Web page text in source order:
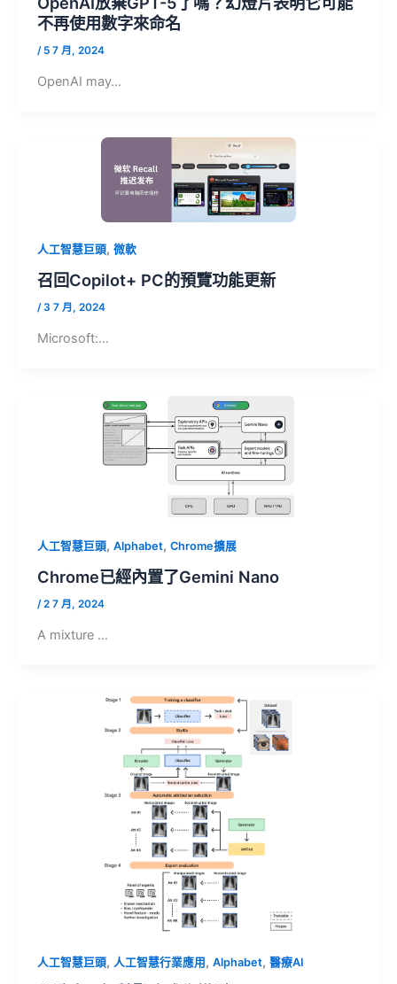
不再使用數字來命名
/ 5 7 月, 2024
OpenAI may…
人工智慧巨頭, 微軟
召回Copilot+ PC的預覽功能更新
/3 7 月, 2024
Microsoft:…
人工智慧巨頭, Alphabet, Chrome擴展
Chrome已經內置了Gemini Nano
/2 7 月, 2024
A mixture …
人工智慧巨頭, 人工智慧行業應用, Alphabet, 醫療AI